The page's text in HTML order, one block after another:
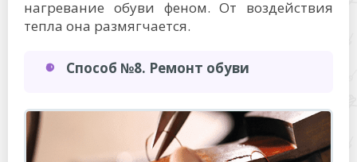
нагревание обуви феном. От воздействия
тепла она размягчается.
Способ №8. Ремонт обуви